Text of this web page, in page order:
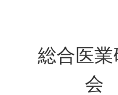
総合医業
会